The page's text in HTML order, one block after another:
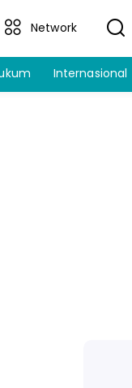
Network
Internasional